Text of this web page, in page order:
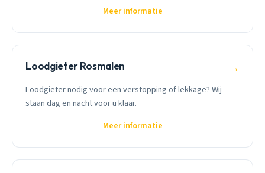
Meer informatie
Loodgieter Rosmalen →
Loodgieter nodig voor een verstopping of lekkage? Wij
staan dag en nacht voor u klaar.
Meer informatie